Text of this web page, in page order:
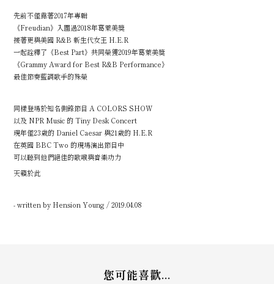
先前不僅靠著2017年專輯
《Freudian》入圍過2018年葛萊美獎
接著更與美國 R&B 新生代女王 H.E.R
一起詮釋了《Best Part》共同榮獲2019年葛萊美獎
《Grammy Award for Best R&B Performance》
最佳節奏藍調歌手的殊榮
同樣登場於知名側錄節目 A COLORS SHOW
以及 NPR Music 的 Tiny Desk Concert
現年僅23歲的 Daniel Caesar 與21歲的 H.E.R
在英國 BBC Two 的現場演出節目中
可以聽到他們絕佳的歌喉與音樂功力
天籟於此
- written by Hension Young / 2019.04.08
您可能喜歡...